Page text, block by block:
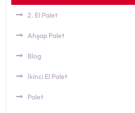
2. El Palet
Ahşap Palet
Blog
İkinci El Palet
Palet